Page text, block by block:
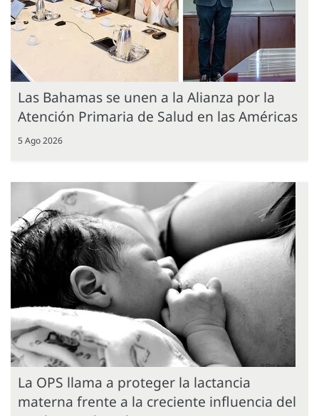
Las Bahamas se unen a la Alianza por la
Atención Primaria de Salud en las Américas
5 Ago 2026
La OPS llama a proteger la lactancia
materna frente a la creciente influencia del